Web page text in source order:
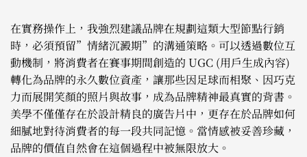
在實務操作上，我強烈建議品牌在規劃這類大型節點行銷
時，必須預留”情緒沉澱期”的溝通策略。可以透過數位互
動機制，將消費者在賽事期間創造的 UGC (用戶生成內容)
轉化為品牌的永久數位資產，讓那些因足球而相聚、因巧克
力而展開笑顏的照片與故事，成為品牌精神最真實的背書。
美學不僅僅存在於設計精良的廣告片中，更存在於品牌如何
細膩地對待消費者的每一段共同記憶。當情感被妥善珍藏，
品牌的價值自然會在這個過程中被無限放大。